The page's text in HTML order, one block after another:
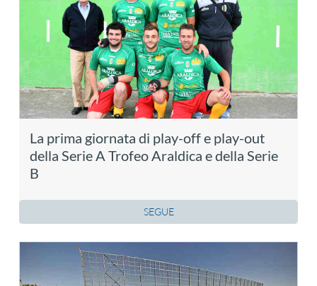
La prima giornata di play-off e play-out
della Serie A Trofeo Araldica e della Serie
B
SEGUE